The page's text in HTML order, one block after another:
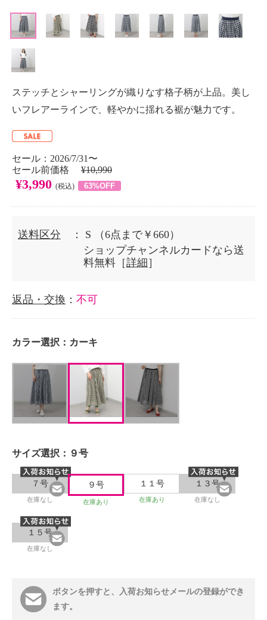
ステッチとシャーリングが織りなす格子柄が上品。美し
いフレアーラインで、軽やかに揺れる裾が魅力です。
セール：2026/7/31〜
セール前価格 ¥10,990
¥3,990 (税込) 63%OFF
送料区分 ： S
（6点まで￥660）
ショップチャンネルカードなら送
料無料［詳細 ］
返品・交換 ： 不可
カラー選択： カーキ
サイズ選択： ９号
７号
在庫なし
９号
在庫あり
１１号
在庫あり
１３号
在庫なし
１５号
在庫なし
ボタンを押すと、入荷お知らせメールの登録ができ
ます。